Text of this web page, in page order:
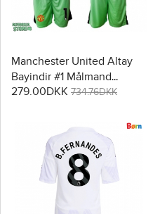
Manchester United Altay
Bayindir #1 Målmand
Replika Babytøj Tredje sæt
279.00DKK 734.76DKK